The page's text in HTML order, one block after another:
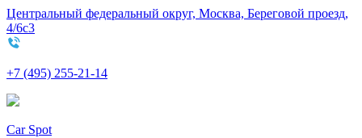
Центральный федеральный округ, Москва, Береговой проезд,
4/6с3
+7 (495) 255-21-14
Car Spot